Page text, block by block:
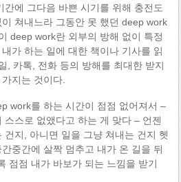
간에 그다음 바쁜 시기를 위해 충전도
쳐내느라 그동안 못 했던 deep work
deep work란 외부의 방해 없이 특정
가 하는 일에 대한 책이나 기사를 읽
, 카톡, 전화 등의 방해를 최대한 받지
지는 것이다.
work를 하는 시간이 점점 없어져서 –
스스로 없앴다고 하는 게 맞다 – 언젠
건지, 아니면 일을 그냥 쳐내는 건지 헷
중간에 살짝 멈추고 내가 온 길을 뒤
점점 내가 바보가 되는 느낌을 받기